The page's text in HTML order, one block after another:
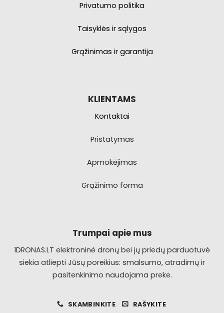
Privatumo politika
Taisyklės ir sąlygos
Grąžinimas ir garantija
KLIENTAMS
Kontaktai
Pristatymas
Apmokėjimas
Grąžinimo forma
Trumpai apie mus
1DRONAS.LT elektroninė dronų bei jų priedų parduotuvė
siekia atliepti Jūsų poreikius: smalsumo, atradimų ir
pasitenkinimo naudojama preke.
SKAMBINKITE RAŠYKITE